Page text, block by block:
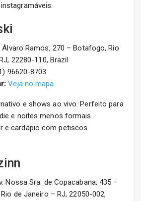
Álvaro Ramos, 270 – Botafogo, Rio
22280-110, Brazil
96620-8703
Veja no mapa
e shows ao vivo. Perfeito para
e noites menos formais.
e cardápio com petiscos
Nossa Sra. de Copacabana, 435 –
de Janeiro – RJ, 22050-002,